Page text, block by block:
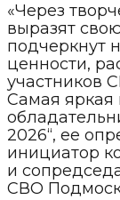
«Через
выразят
подчеркнут
ценности,
участников
Самая яркая
2026“, ее
инициатор
и
СВО